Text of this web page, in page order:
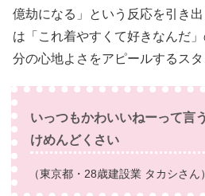
億劫になる」という反応を引き
は「これ着やすくて好きなんだ
分の心地よさをアピールするスタ
いっつもかわいいねーって言
けめんどくさい
（東京都・28歳建設業 タカシさん）